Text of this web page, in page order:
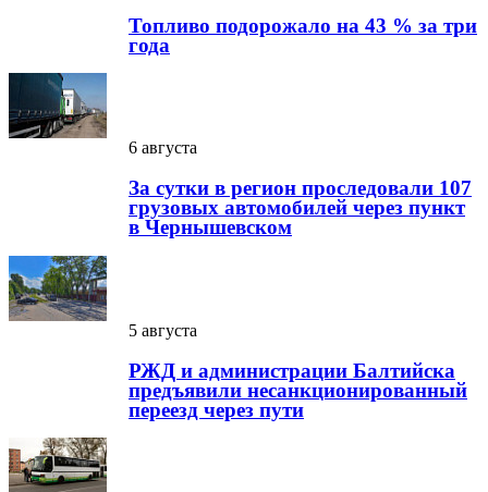
Топливо подорожало на 43 % за три
года
6 августа
За сутки в регион проследовали 107
грузовых автомобилей через пункт
в Чернышевском
5 августа
РЖД и администрации Балтийска
предъявили несанкционированный
переезд через пути